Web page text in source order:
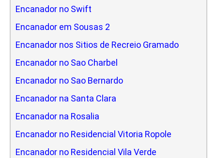
Encanador no Swift
Encanador em Sousas 2
Encanador nos Sitios de Recreio Gramado
Encanador no Sao Charbel
Encanador no Sao Bernardo
Encanador na Santa Clara
Encanador na Rosalia
Encanador no Residencial Vitoria Ropole
Encanador no Residencial Vila Verde